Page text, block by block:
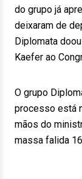
do grupo já
deixaram de
Diplomata
Kaefer ao
O grupo
processo está
mãos do
massa falida